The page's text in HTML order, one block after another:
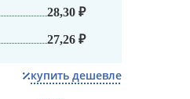
28,30 ₽
27,26 ₽
купить дешевле